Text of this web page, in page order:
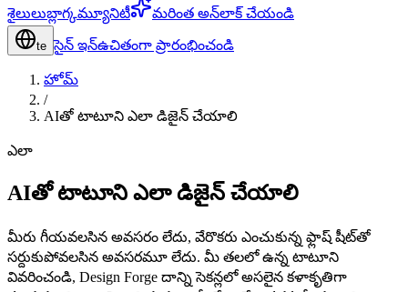
శైలులుబ్లాగ్కమ్యూనిటీ మరింత అన్‌లాక్ చేయండి
te సైన్ ఇన్ఉచితంగా ప్రారంభించండి
హోమ్
/
AIతో టాటూని ఎలా డిజైన్ చేయాలి
ఎలా
AIతో టాటూని ఎలా డిజైన్ చేయాలి
మీరు గీయవలసిన అవసరం లేదు, వేరొకరు ఎంచుకున్న ఫ్లాష్ షీట్‌తో
సర్దుకుపోవలసిన అవసరమూ లేదు. మీ తలలో ఉన్న టాటూని
వివరించండి, Design Forge దాన్ని సెకన్లలో అసలైన కళాకృతిగా